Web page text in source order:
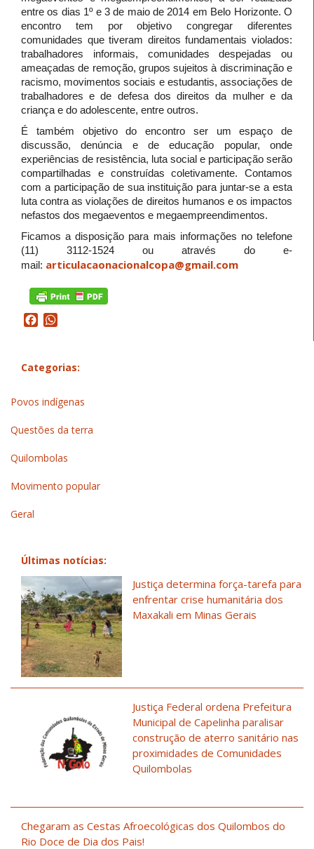
entre os dias 1º e 3 de maio de 2014 em Belo Horizonte. O
encontro tem por objetivo congregar diferentes
comunidades que tiveram direitos fundamentais violados:
trabalhadores informais, comunidades despejadas ou
ameaçadas de remoção, grupos sujeitos à discriminação e
racismo, movimentos sociais e estudantis, associações de
trabalhadores e de defesa dos direitos da mulher e da
criança e do adolescente, entre outros.
É também objetivo do encontro ser um espaço de
discussão, denúncia e de educação popular, onde
experiências de resistência, luta social e participação serão
compartilhadas e construídas coletivamente. Contamos
com a participação de sua instituição para juntar-se a esta
luta contra as violações de direitos humanos e os impactos
nefastos dos megaeventos e megaempreendimentos.
Ficamos a disposição para mais informações no telefone
(11) 3112-1524 ou através do e-
mail: articulacaonacionalcopa@gmail.com
Facebook
Categorias:
Povos indígenas
Questões da terra
Quilombolas
Movimento popular
Geral
Últimas notícias:
Justiça determina força-tarefa para
enfrentar crise humanitária dos
Maxakali em Minas Gerais
Justiça Federal ordena Prefeitura
Municipal de Capelinha paralisar
construção de aterro sanitário nas
proximidades de Comunidades
Quilombolas
Chegaram as Cestas Afroecológicas dos Quilombos do
Rio Doce de Dia dos Pais!